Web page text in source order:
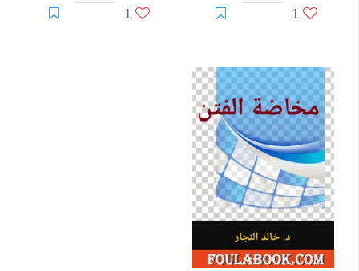
1
1